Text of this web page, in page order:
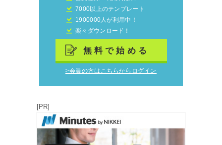
7000以上のテンプレート
1900000人が利用中！
楽々ダウンロード！
無料で始める
>会員の方はこちらからログイン
[PR]